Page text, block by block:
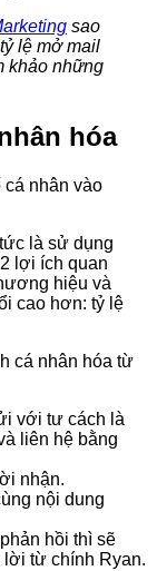
sao
lệ mở mail
khảo những
hóa
cá nhân vào
là sử dụng
lợi ích quan
hiệu và
cao hơn: tỷ lệ
cá nhân hóa từ
với tư cách là
liên hệ bằng
nhận.
nội dung
hồi thì sẽ
lời từ chính Ryan.